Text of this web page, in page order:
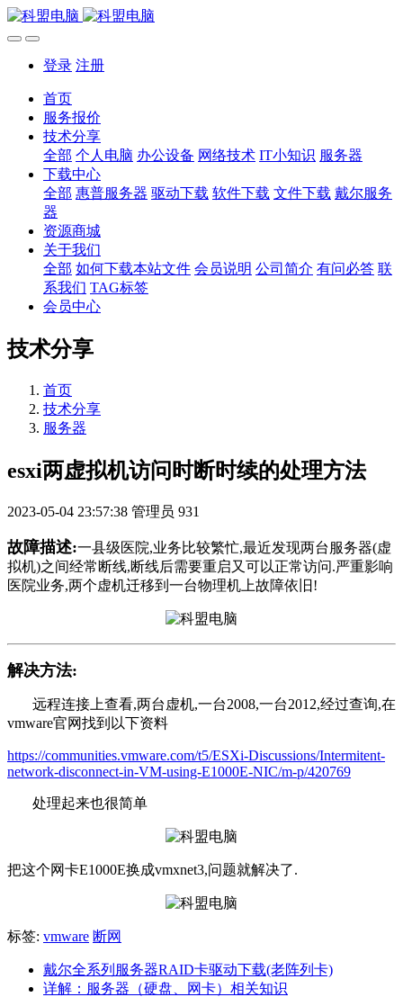
登录 注册
首页
服务报价
技术分享
全部 个人电脑 办公设备 网络技术 IT小知识 服务器
下载中心
全部 惠普服务器 驱动下载 软件下载 文件下载 戴尔服务
器
资源商城
关于我们
全部 如何下载本站文件 会员说明 公司简介 有问必答 联
系我们 TAG标签
会员中心
技术分享
首页
技术分享
服务器
esxi两虚拟机访问时断时续的处理方法
2023-05-04 23:57:38 管理员 931
故障描述:一县级医院,业务比较繁忙,最近发现两台服务器(虚
拟机)之间经常断线,断线后需要重启又可以正常访问.严重影响
医院业务,两个虚机迁移到一台物理机上故障依旧!
解决方法:
远程连接上查看,两台虚机,一台2008,一台2012,经过查询,在
vmware官网找到以下资料
https://communities.vmware.com/t5/ESXi-Discussions/Intermitent-
network-disconnect-in-VM-using-E1000E-NIC/m-p/420769
处理起来也很简单
把这个网卡E1000E换成vmxnet3,问题就解决了.
标签: vmware 断网
戴尔全系列服务器RAID卡驱动下载(老阵列卡)
详解：服务器（硬盘、网卡）相关知识